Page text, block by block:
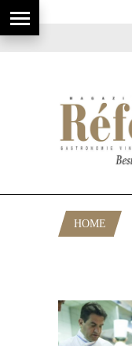
HOME